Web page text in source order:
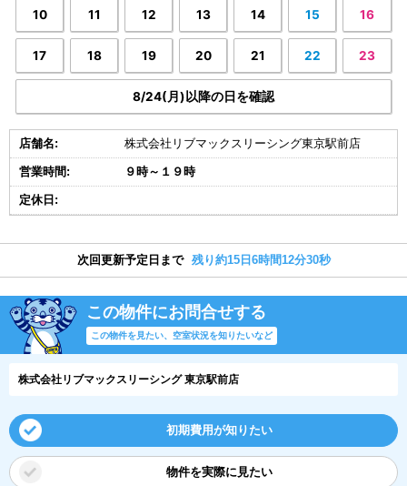
10 11 12 13 14 15 16
17 18 19 20 21 22 23
8/24(月)以降の日を確認
店舗名: 株式会社リブマックスリーシング東京駅前店
営業時間: ９時～１９時
定休日:
次回更新予定日まで 残り約15日6時間12分29秒
この物件にお問合せする
この物件を見たい、空室状況を知りたいなど
株式会社リブマックスリーシング 東京駅前店
初期費用が知りたい
物件を実際に見たい